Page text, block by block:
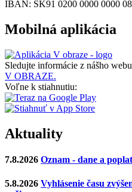
IBAN: SK91 0200 0000 0000
Mobilná aplikácia
Sledujte informácie z nášho
V OBRAZE.
Voľne k stiahnutiu:
Aktuality
7.8.2026 Oznam - dane a
5.8.2026 Vyhlásenie času